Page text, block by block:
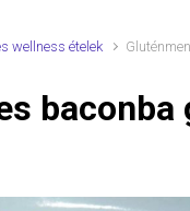
wellness ételek